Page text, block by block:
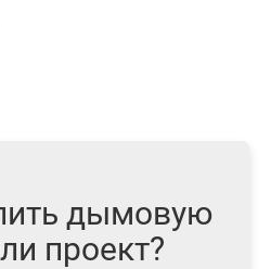
дымовую
проект?